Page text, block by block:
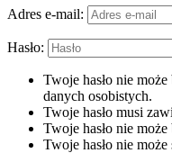
Adres e-mail:
Hasło:
Twoje hasło nie
danych osobistych.
Twoje hasło musi
Twoje hasło nie
Twoje hasło nie